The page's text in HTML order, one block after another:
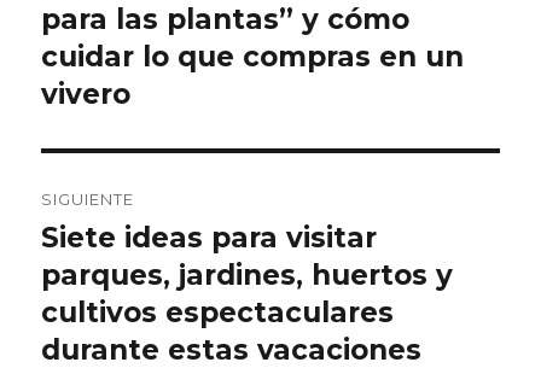
entradas
anterior:
para las plantas” y cómo
cuidar lo que compras en un
vivero
SIGUIENTE
Entrada
siguiente:
Siete ideas para visitar
parques, jardines, huertos y
cultivos espectaculares
durante estas vacaciones